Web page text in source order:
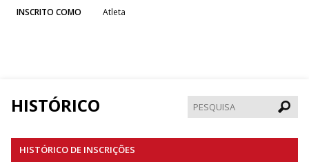
INSCRITO COMO Atleta
HISTÓRICO
HISTÓRICO DE INSCRIÇÕES